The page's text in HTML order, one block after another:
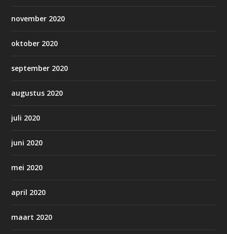
november 2020
oktober 2020
september 2020
augustus 2020
juli 2020
juni 2020
mei 2020
april 2020
maart 2020